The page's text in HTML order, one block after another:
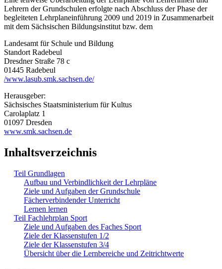
Lehrern der Grundschulen erfolgte nach Abschluss der Phase der
begleiteten Lehrplaneinführung 2009 und 2019 in Zusammenarbeit
mit dem Sächsischen Bildungsinstitut bzw. dem
Landesamt für Schule und Bildung
Standort Radebeul
Dresdner Straße 78 c
01445 Radebeul
/www.lasub.smk.sachsen.de/
Herausgeber:
Sächsisches Staatsministerium für Kultus
Carolaplatz 1
01097 Dresden
www.smk.sachsen.de
Inhaltsverzeichnis
Teil Grundlagen
Aufbau und Verbindlichkeit der Lehrpläne
Ziele und Aufgaben der Grundschule
Fächerverbindender Unterricht
Lernen lernen
Teil Fachlehrplan Sport
Ziele und Aufgaben des Faches Sport
Ziele der Klassenstufen 1/2
Ziele der Klassenstufen 3/4
Übersicht über die Lernbereiche und Zeitrichtwerte